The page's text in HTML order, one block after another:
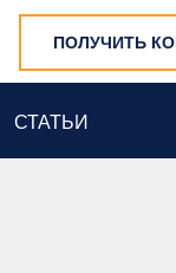
ПОЛУЧИТЬ
СТАТЬИ